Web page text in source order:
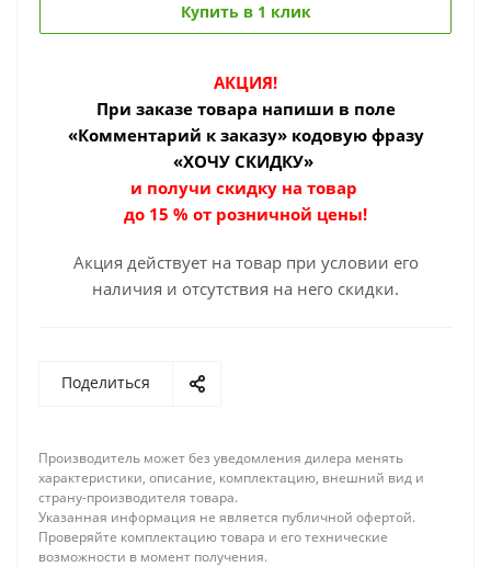
Купить в 1 клик
АКЦИЯ!
При заказе товара напиши в поле
«Комментарий к заказу» кодовую фразу
«ХОЧУ СКИДКУ»
и получи скидку на товар
до 15 % от розничной цены!
Акция действует на товар при условии его
наличия и отсутствия на него скидки.
Поделиться
Производитель может без уведомления дилера менять
характеристики, описание, комплектацию, внешний вид и
страну-производителя товара.
Указанная информация не является публичной офертой.
Проверяйте комплектацию товара и его технические
возможности в момент получения.